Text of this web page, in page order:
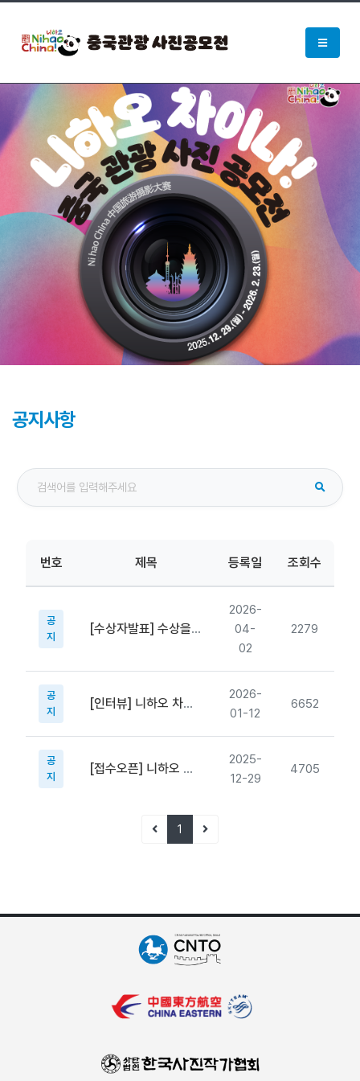
공지사항
번호 제목 등록일 조회수
공
지
[수상자발표] 수상을 축하드립니다!
2026-
04-
02
2279
공
지
[인터뷰] 니하오 차이나! 중국 관광 사진 공모전 주최사 인터뷰
2026-
01-12
6652
공
지
[접수오픈] 니하오 차이나! 중국 관광 사진 공모전 접수 시작
2025-
12-29
4705
1